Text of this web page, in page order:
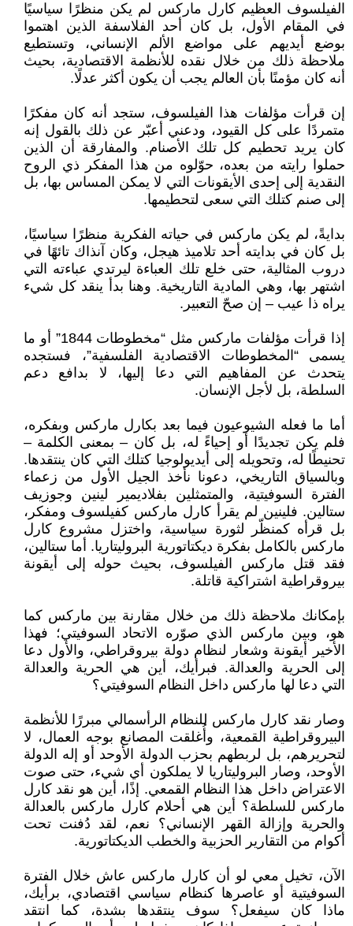
الفيلسوف العظيم كارل ماركس لم يكن منظرًا سياسيًا
في المقام الأول، بل كان أحد الفلاسفة الذين اهتموا
بوضع أيديهم على مواضع الألم الإنساني، وتستطيع
ملاحظة ذلك من خلال نقده للأنظمة الاقتصادية، بحيث
أنه كان مؤمنًا بأن العالم يجب أن يكون أكثر عدلًا.
إن قرأت مؤلفات هذا الفيلسوف، ستجد أنه كان مفكرًا
متمردًا على كل القيود، ودعني أعبّر عن ذلك بالقول إنه
كان يريد تحطيم كل تلك الأصنام. والمفارقة أن الذين
حملوا رايته من بعده، حوّلوه من هذا المفكر ذي الروح
النقدية إلى إحدى الأيقونات التي لا يمكن المساس بها، بل
إلى صنم كتلك التي سعى لتحطيمها.
بدايةً، لم يكن ماركس في حياته الفكرية منظرًا سياسيًا،
بل كان في بدايته أحد تلاميذ هيجل، وكان آنذاك تائهًا في
دروب المثالية، حتى خلع تلك العباءة ليرتدي عباءته التي
اشتهر بها، وهي المادية التاريخية. وهنا بدأ ينقد كل شيء
يراه ذا عيب – إن صحّ التعبير.
إذا قرأت مؤلفات ماركس مثل “مخطوطات 1844” أو ما
يسمى “المخطوطات الاقتصادية الفلسفية”، فستجده
يتحدث عن المفاهيم التي دعا إليها، لا بدافع دعم
السلطة، بل لأجل الإنسان.
أما ما فعله الشيوعيون فيما بعد بكارل ماركس وبفكره،
فلم يكن تجديدًا أو إحياءً له، بل كان – بمعنى الكلمة –
تحنيطًا له، وتحويله إلى أيديولوجيا كتلك التي كان ينتقدها.
وبالسياق التاريخي، دعونا نأخذ الجيل الأول من زعماء
الفترة السوفيتية، والمتمثلين بفلاديمير لينين وجوزيف
ستالين. فلينين لم يقرأ كارل ماركس كفيلسوف ومفكر،
بل قرأه كمنظّر لثورة سياسية، واختزل مشروع كارل
ماركس بالكامل بفكرة ديكتاتورية البروليتاريا. أما ستالين،
فقد قتل ماركس الفيلسوف، بحيث حوله إلى أيقونة
بيروقراطية اشتراكية قاتلة.
بإمكانك ملاحظة ذلك من خلال مقارنة بين ماركس كما
هو، وبين ماركس الذي صوّره الاتحاد السوفيتي؛ فهذا
الأخير أيقونة وشعار لنظام دولة بيروقراطي، والأول دعا
إلى الحرية والعدالة. فبرأيك، أين هي الحرية والعدالة
التي دعا لها ماركس داخل النظام السوفيتي؟
وصار نقد كارل ماركس للنظام الرأسمالي مبررًا للأنظمة
البيروقراطية القمعية، وأُغلقت المصانع بوجه العمال، لا
لتحريرهم، بل لربطهم بحزب الدولة الأوحد أو إله الدولة
الأوحد، وصار البروليتاريا لا يملكون أي شيء، حتى صوت
الاعتراض داخل هذا النظام القمعي. إذًا، أين هو نقد كارل
ماركس للسلطة؟ أين هي أحلام كارل ماركس بالعدالة
والحرية وإزالة القهر الإنساني؟ نعم، لقد دُفنت تحت
أكوام من التقارير الحزبية والخطب الديكتاتورية.
الآن، تخيل معي لو أن كارل ماركس عاش خلال الفترة
السوفيتية أو عاصرها كنظام سياسي اقتصادي، برأيك،
ماذا كان سيفعل؟ سوف ينتقدها بشدة، كما انتقد